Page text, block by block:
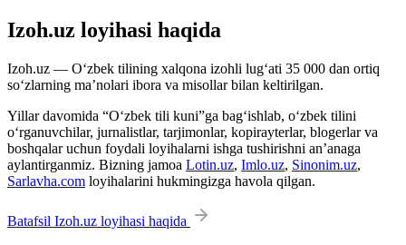
Izoh.uz loyihasi haqida
Izoh.uz — O‘zbek tilining xalqona izohli lug‘ati 35 000 dan ortiq
so‘zlarning ma’nolari ibora va misollar bilan keltirilgan.
Yillar davomida “O‘zbek tili kuni”ga bag‘ishlab, o‘zbek tilini
o‘rganuvchilar, jurnalistlar, tarjimonlar, kopirayterlar, blogerlar va
boshqalar uchun foydali loyihalarni ishga tushirishni an’anaga
aylantirganmiz. Bizning jamoa Lotin.uz, Imlo.uz, Sinonim.uz,
Sarlavha.com loyihalarini hukmingizga havola qilgan.
Batafsil Izoh.uz loyihasi haqida